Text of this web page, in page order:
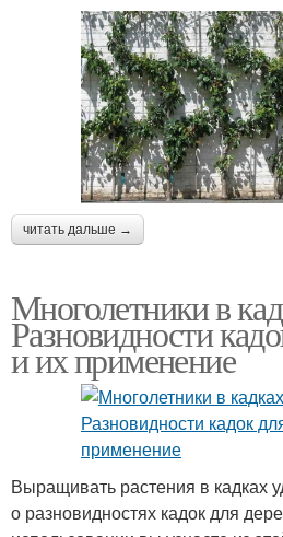
читать дальше →
Многолетники в
Разновидности
и их применение
Выращивать растения в кадках
о разновидностях кадок для